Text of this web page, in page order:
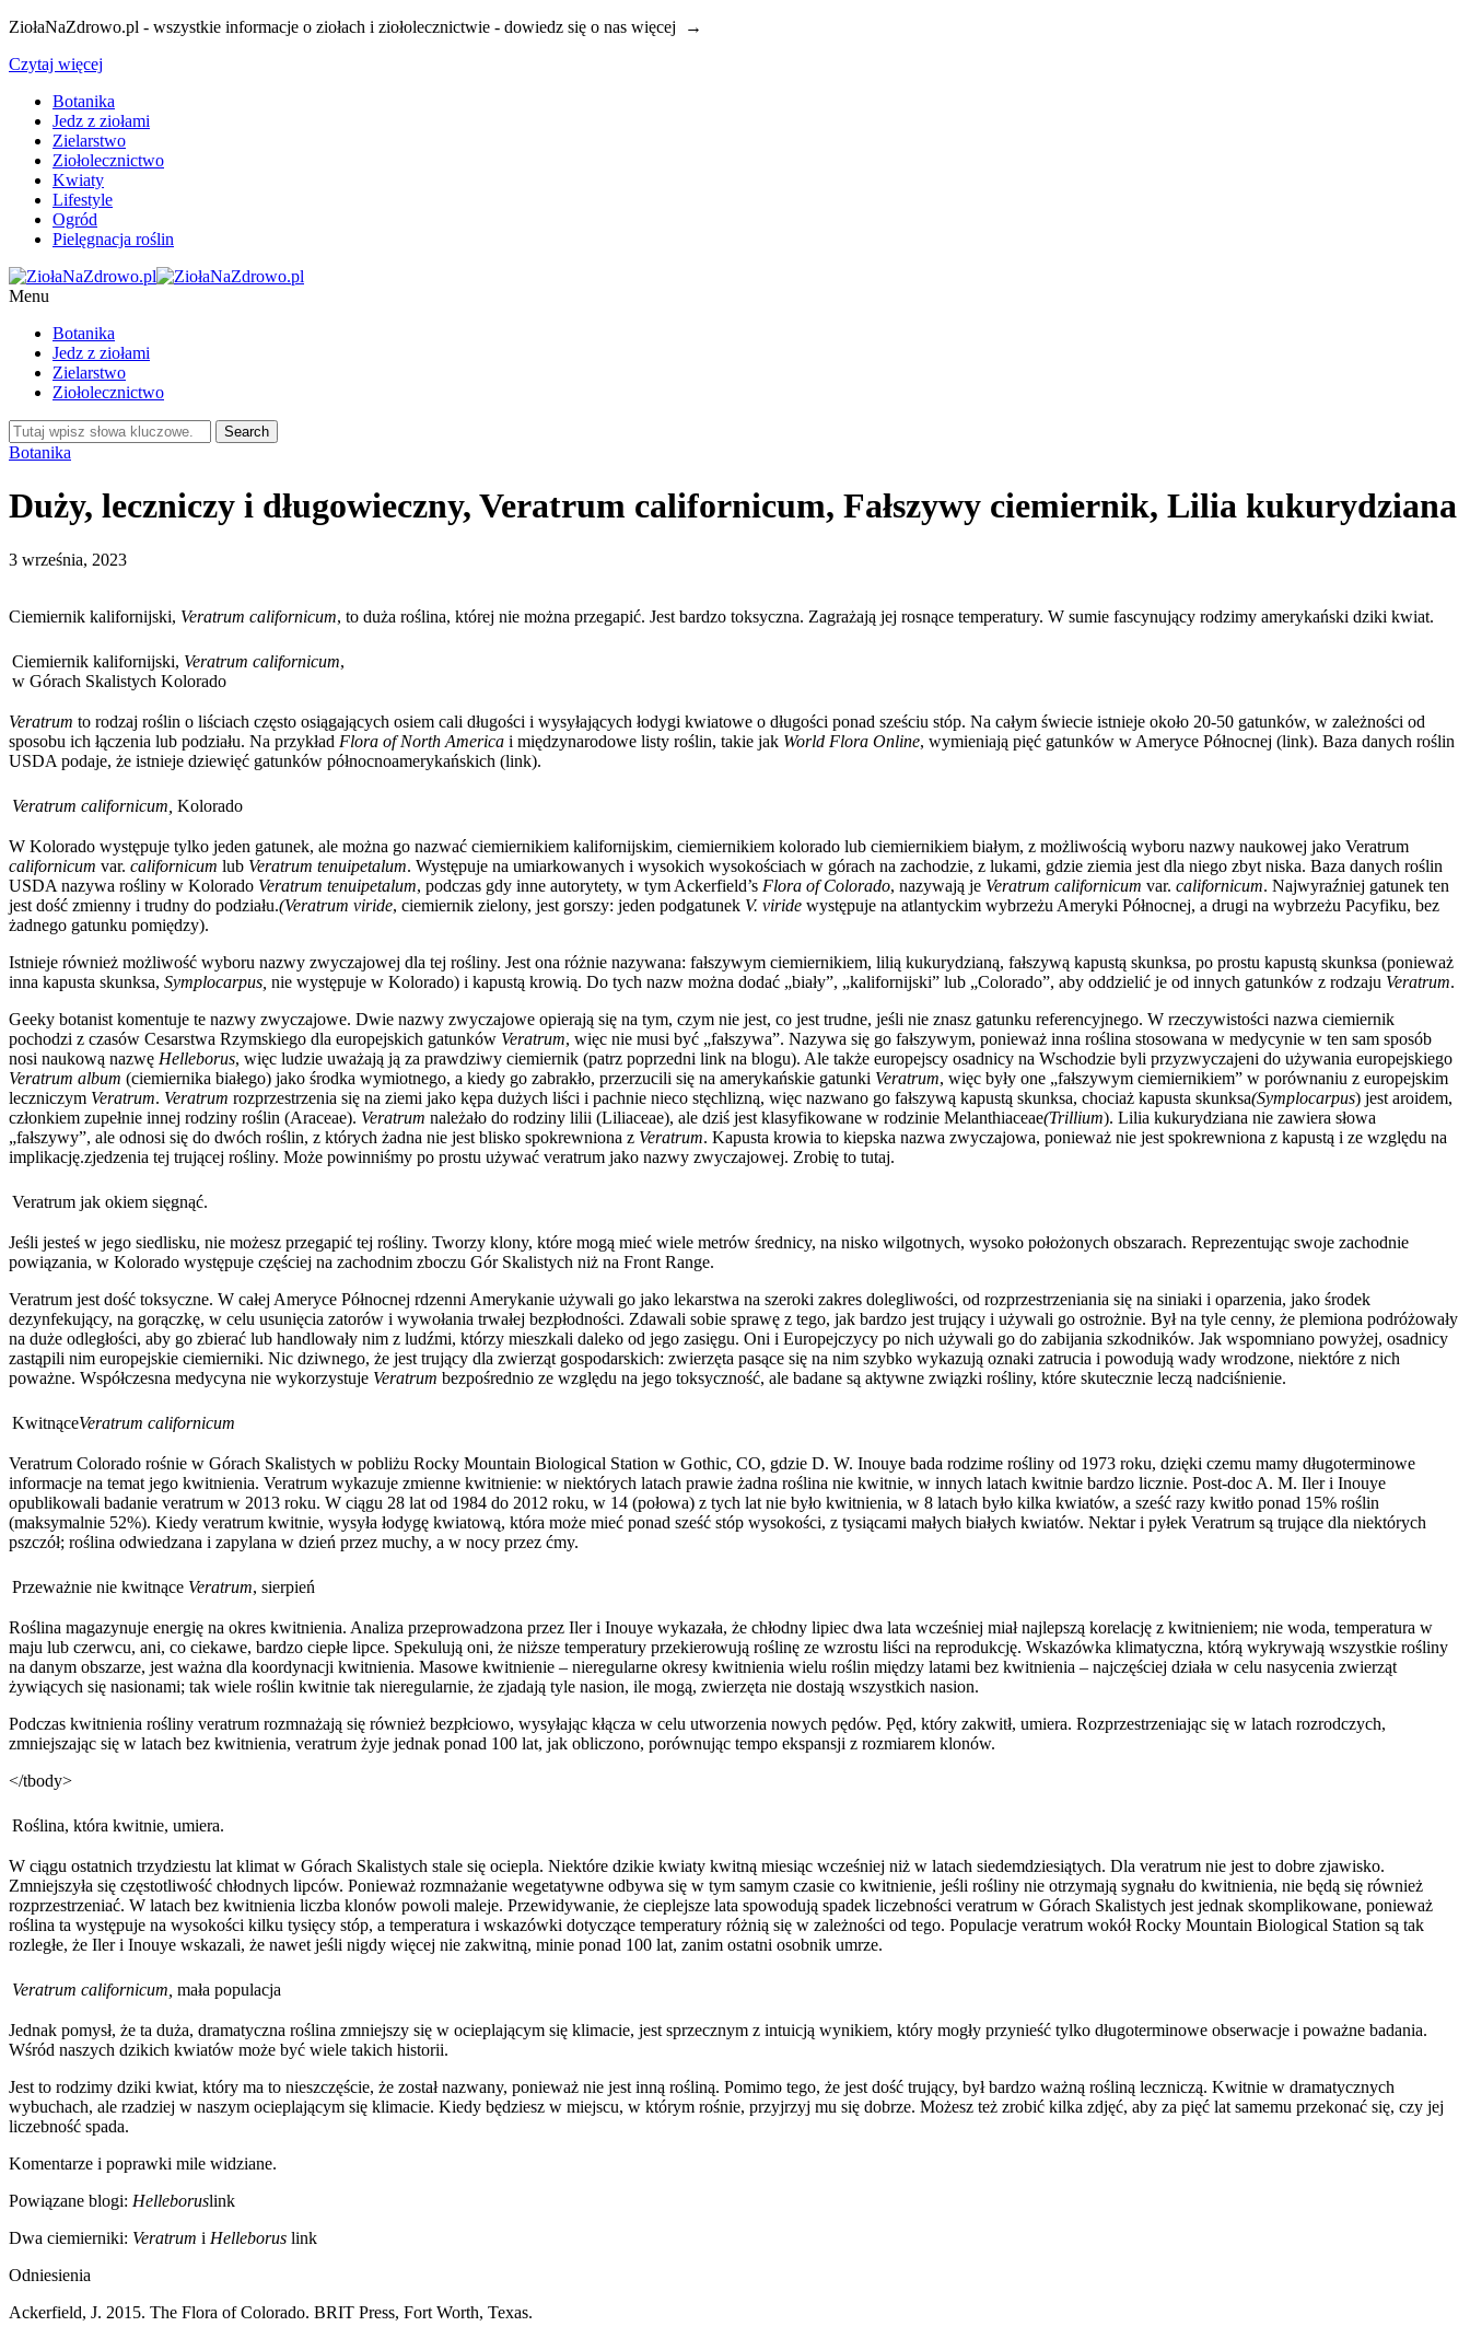
ZiołaNaZdrowo.pl - wszystkie informacje o ziołach i ziołolecznictwie - dowiedz się o nas więcej →
Czytaj więcej
Botanika
Jedz z ziołami
Zielarstwo
Ziołolecznictwo
Kwiaty
Lifestyle
Ogród
Pielęgnacja roślin
Menu
Botanika
Jedz z ziołami
Zielarstwo
Ziołolecznictwo
Botanika
Duży, leczniczy i długowieczny, Veratrum californicum, Fałszywy ciemiernik, Lilia kukurydziana
3 września, 2023
Ciemiernik kalifornijski, Veratrum californicum, to duża roślina, której nie można przegapić. Jest bardzo toksyczna. Zagrażają jej rosnące temperatury. W sumie fascynujący rodzimy amerykański dziki kwiat.
Ciemiernik kalifornijski, Veratrum californicum,
w Górach Skalistych Kolorado
Veratrum to rodzaj roślin o liściach często osiągających osiem cali długości i wysyłających łodygi kwiatowe o długości ponad sześciu stóp. Na całym świecie istnieje około 20-50 gatunków, w zależności od
sposobu ich łączenia lub podziału. Na przykład Flora of North America i międzynarodowe listy roślin, takie jak World Flora Online, wymieniają pięć gatunków w Ameryce Północnej (link). Baza danych roślin
USDA podaje, że istnieje dziewięć gatunków północnoamerykańskich (link).
Veratrum californicum, Kolorado
W Kolorado występuje tylko jeden gatunek, ale można go nazwać ciemiernikiem kalifornijskim, ciemiernikiem kolorado lub ciemiernikiem białym, z możliwością wyboru nazwy naukowej jako Veratrum
californicum var. californicum lub Veratrum tenuipetalum. Występuje na umiarkowanych i wysokich wysokościach w górach na zachodzie, z lukami, gdzie ziemia jest dla niego zbyt niska. Baza danych roślin
USDA nazywa rośliny w Kolorado Veratrum tenuipetalum, podczas gdy inne autorytety, w tym Ackerfield’s Flora of Colorado, nazywają je Veratrum californicum var. californicum. Najwyraźniej gatunek ten
jest dość zmienny i trudny do podziału.(Veratrum viride, ciemiernik zielony, jest gorszy: jeden podgatunek V. viride występuje na atlantyckim wybrzeżu Ameryki Północnej, a drugi na wybrzeżu Pacyfiku, bez
żadnego gatunku pomiędzy).
Istnieje również możliwość wyboru nazwy zwyczajowej dla tej rośliny. Jest ona różnie nazywana: fałszywym ciemiernikiem, lilią kukurydzianą, fałszywą kapustą skunksa, po prostu kapustą skunksa (ponieważ
inna kapusta skunksa, Symplocarpus, nie występuje w Kolorado) i kapustą krowią. Do tych nazw można dodać „biały”, „kalifornijski” lub „Colorado”, aby oddzielić je od innych gatunków z rodzaju Veratrum.
Geeky botanist komentuje te nazwy zwyczajowe. Dwie nazwy zwyczajowe opierają się na tym, czym nie jest, co jest trudne, jeśli nie znasz gatunku referencyjnego. W rzeczywistości nazwa ciemiernik
pochodzi z czasów Cesarstwa Rzymskiego dla europejskich gatunków Veratrum, więc nie musi być „fałszywa”. Nazywa się go fałszywym, ponieważ inna roślina stosowana w medycynie w ten sam sposób
nosi naukową nazwę Helleborus, więc ludzie uważają ją za prawdziwy ciemiernik (patrz poprzedni link na blogu). Ale także europejscy osadnicy na Wschodzie byli przyzwyczajeni do używania europejskiego
Veratrum album (ciemiernika białego) jako środka wymiotnego, a kiedy go zabrakło, przerzucili się na amerykańskie gatunki Veratrum, więc były one „fałszywym ciemiernikiem” w porównaniu z europejskim
leczniczym Veratrum. Veratrum rozprzestrzenia się na ziemi jako kępa dużych liści i pachnie nieco stęchlizną, więc nazwano go fałszywą kapustą skunksa, chociaż kapusta skunksa(Symplocarpus) jest aroidem,
członkiem zupełnie innej rodziny roślin (Araceae). Veratrum należało do rodziny lilii (Liliaceae), ale dziś jest klasyfikowane w rodzinie Melanthiaceae(Trillium). Lilia kukurydziana nie zawiera słowa
„fałszywy”, ale odnosi się do dwóch roślin, z których żadna nie jest blisko spokrewniona z Veratrum. Kapusta krowia to kiepska nazwa zwyczajowa, ponieważ nie jest spokrewniona z kapustą i ze względu na
implikację.zjedzenia tej trującej rośliny. Może powinniśmy po prostu używać veratrum jako nazwy zwyczajowej. Zrobię to tutaj.
Veratrum jak okiem sięgnąć.
Jeśli jesteś w jego siedlisku, nie możesz przegapić tej rośliny. Tworzy klony, które mogą mieć wiele metrów średnicy, na nisko wilgotnych, wysoko położonych obszarach. Reprezentując swoje zachodnie
powiązania, w Kolorado występuje częściej na zachodnim zboczu Gór Skalistych niż na Front Range.
Veratrum jest dość toksyczne. W całej Ameryce Północnej rdzenni Amerykanie używali go jako lekarstwa na szeroki zakres dolegliwości, od rozprzestrzeniania się na siniaki i oparzenia, jako środek
dezynfekujący, na gorączkę, w celu usunięcia zatorów i wywołania trwałej bezpłodności. Zdawali sobie sprawę z tego, jak bardzo jest trujący i używali go ostrożnie. Był na tyle cenny, że plemiona podróżowały
na duże odległości, aby go zbierać lub handlowały nim z ludźmi, którzy mieszkali daleko od jego zasięgu. Oni i Europejczycy po nich używali go do zabijania szkodników. Jak wspomniano powyżej, osadnicy
zastąpili nim europejskie ciemierniki. Nic dziwnego, że jest trujący dla zwierząt gospodarskich: zwierzęta pasące się na nim szybko wykazują oznaki zatrucia i powodują wady wrodzone, niektóre z nich
poważne. Współczesna medycyna nie wykorzystuje Veratrum bezpośrednio ze względu na jego toksyczność, ale badane są aktywne związki rośliny, które skutecznie leczą nadciśnienie.
KwitnąceVeratrum californicum
Veratrum Colorado rośnie w Górach Skalistych w pobliżu Rocky Mountain Biological Station w Gothic, CO, gdzie D. W. Inouye bada rodzime rośliny od 1973 roku, dzięki czemu mamy długoterminowe
informacje na temat jego kwitnienia. Veratrum wykazuje zmienne kwitnienie: w niektórych latach prawie żadna roślina nie kwitnie, w innych latach kwitnie bardzo licznie. Post-doc A. M. Iler i Inouye
opublikowali badanie veratrum w 2013 roku. W ciągu 28 lat od 1984 do 2012 roku, w 14 (połowa) z tych lat nie było kwitnienia, w 8 latach było kilka kwiatów, a sześć razy kwitło ponad 15% roślin
(maksymalnie 52%). Kiedy veratrum kwitnie, wysyła łodygę kwiatową, która może mieć ponad sześć stóp wysokości, z tysiącami małych białych kwiatów. Nektar i pyłek Veratrum są trujące dla niektórych
pszczół; roślina odwiedzana i zapylana w dzień przez muchy, a w nocy przez ćmy.
Przeważnie nie kwitnące Veratrum, sierpień
Roślina magazynuje energię na okres kwitnienia. Analiza przeprowadzona przez Iler i Inouye wykazała, że chłodny lipiec dwa lata wcześniej miał najlepszą korelację z kwitnieniem; nie woda, temperatura w
maju lub czerwcu, ani, co ciekawe, bardzo ciepłe lipce. Spekulują oni, że niższe temperatury przekierowują roślinę ze wzrostu liści na reprodukcję. Wskazówka klimatyczna, którą wykrywają wszystkie rośliny
na danym obszarze, jest ważna dla koordynacji kwitnienia. Masowe kwitnienie – nieregularne okresy kwitnienia wielu roślin między latami bez kwitnienia – najczęściej działa w celu nasycenia zwierząt
żywiących się nasionami; tak wiele roślin kwitnie tak nieregularnie, że zjadają tyle nasion, ile mogą, zwierzęta nie dostają wszystkich nasion.
Podczas kwitnienia rośliny veratrum rozmnażają się również bezpłciowo, wysyłając kłącza w celu utworzenia nowych pędów. Pęd, który zakwitł, umiera. Rozprzestrzeniając się w latach rozrodczych,
zmniejszając się w latach bez kwitnienia, veratrum żyje jednak ponad 100 lat, jak obliczono, porównując tempo ekspansji z rozmiarem klonów.
</tbody>
Roślina, która kwitnie, umiera.
W ciągu ostatnich trzydziestu lat klimat w Górach Skalistych stale się ociepla. Niektóre dzikie kwiaty kwitną miesiąc wcześniej niż w latach siedemdziesiątych. Dla veratrum nie jest to dobre zjawisko.
Zmniejszyła się częstotliwość chłodnych lipców. Ponieważ rozmnażanie wegetatywne odbywa się w tym samym czasie co kwitnienie, jeśli rośliny nie otrzymają sygnału do kwitnienia, nie będą się również
rozprzestrzeniać. W latach bez kwitnienia liczba klonów powoli maleje. Przewidywanie, że cieplejsze lata spowodują spadek liczebności veratrum w Górach Skalistych jest jednak skomplikowane, ponieważ
roślina ta występuje na wysokości kilku tysięcy stóp, a temperatura i wskazówki dotyczące temperatury różnią się w zależności od tego. Populacje veratrum wokół Rocky Mountain Biological Station są tak
rozległe, że Iler i Inouye wskazali, że nawet jeśli nigdy więcej nie zakwitną, minie ponad 100 lat, zanim ostatni osobnik umrze.
Veratrum californicum, mała populacja
Jednak pomysł, że ta duża, dramatyczna roślina zmniejszy się w ocieplającym się klimacie, jest sprzecznym z intuicją wynikiem, który mogły przynieść tylko długoterminowe obserwacje i poważne badania.
Wśród naszych dzikich kwiatów może być wiele takich historii.
Jest to rodzimy dziki kwiat, który ma to nieszczęście, że został nazwany, ponieważ nie jest inną rośliną. Pomimo tego, że jest dość trujący, był bardzo ważną rośliną leczniczą. Kwitnie w dramatycznych
wybuchach, ale rzadziej w naszym ocieplającym się klimacie. Kiedy będziesz w miejscu, w którym rośnie, przyjrzyj mu się dobrze. Możesz też zrobić kilka zdjęć, aby za pięć lat samemu przekonać się, czy jej
liczebność spada.
Komentarze i poprawki mile widziane.
Powiązane blogi: Helleboruslink
Dwa ciemierniki: Veratrum i Helleborus link
Odniesienia
Ackerfield, J. 2015. The Flora of Colorado. BRIT Press, Fort Worth, Texas.